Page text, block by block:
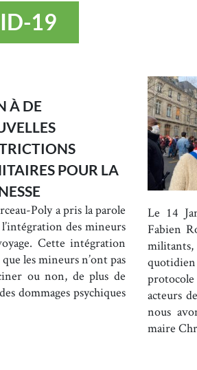
19
À DE
POUR LA
Poly a pris la parole
des mineurs
Cette intégration
les mineurs n’ont pas
ou non, de plus de
dommages psychiques
Le 14
Fabien
militants,
quotidien
protocole
acteurs
nous
maire